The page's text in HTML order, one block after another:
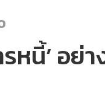
นี้’ อย่า